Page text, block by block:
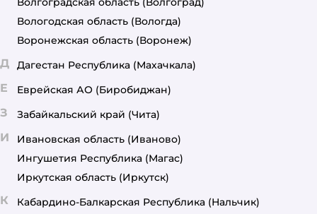
Вологодская область (Вологда)
Воронежская область (Воронеж)
Д Дагестан Республика (Махачкала)
Е Еврейская АО (Биробиджан)
З Забайкальский край (Чита)
И Ивановская область (Иваново)
Ингушетия Республика (Магас)
Иркутская область (Иркутск)
К Кабардино-Балкарская Республика (Нальчик)